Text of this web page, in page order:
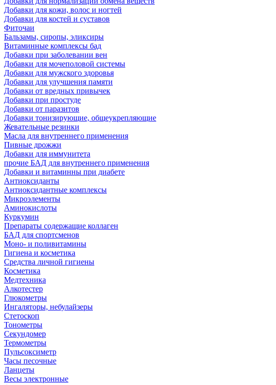
Добавки для кожи, волос и ногтей
Добавки для костей и суставов
Фиточаи
Бальзамы, сиропы, эликсиры
Витаминные комплексы бад
Добавки при заболевании вен
Добавки для мочеполовой системы
Добавки для мужского здоровья
Добавки для улучшения памяти
Добавки от вредных привычек
Добавки при простуде
Добавки от паразитов
Добавки тонизирующие, общеукрепляющие
Жевательные резинки
Масла для внутреннего применения
Пивные дрожжи
Добавки для иммунитета
прочие БАД для внутреннего применения
Добавки и витаминны при диабете
Антиоксиданты
Антиоксидантные комплексы
Микроэлементы
Аминокислоты
Куркумин
Препараты содержащие коллаген
БАД для спортсменов
Моно- и поливитамины
Гигиена и косметика
Средства личной гигиены
Косметика
Медтехника
Алкотестер
Глюкометры
Ингаляторы, небулайзеры
Стетоскоп
Тонометры
Секундомер
Термометры
Пульсоксиметр
Часы песочные
Ланцеты
Весы электронные